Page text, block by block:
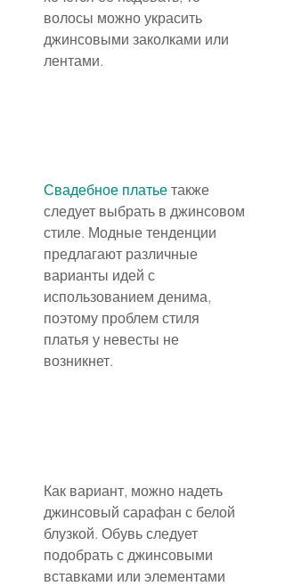
волосы можно украсить
джинсовыми заколками или
лентами.
Свадебное платье также
следует выбрать в джинсовом
стиле. Модные тенденции
предлагают различные
варианты идей с
использованием денима,
поэтому проблем стиля
платья у невесты не
возникнет.
Как вариант, можно надеть
джинсовый сарафан с белой
блузкой. Обувь следует
подобрать с джинсовыми
вставками или элементами